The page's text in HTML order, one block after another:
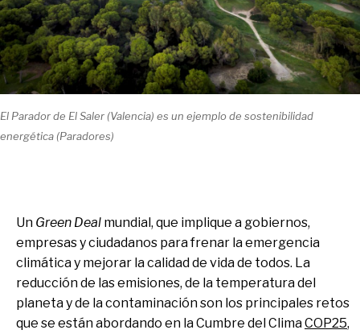
El Parador de El Saler (Valencia) es un ejemplo de sostenibilidad
energética (Paradores)
Un Green Deal mundial, que implique a gobiernos,
empresas y ciudadanos para frenar la emergencia
climática y mejorar la calidad de vida de todos. La
reducción de las emisiones, de la temperatura del
planeta y de la contaminación son los principales retos
que se están abordando en la Cumbre del ClimaCOP25,